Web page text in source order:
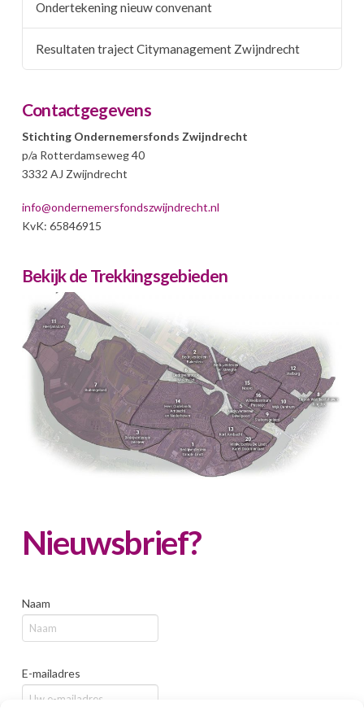
Ondertekening nieuw convenant
Resultaten traject Citymanagement Zwijndrecht
Contactgegevens
Stichting Ondernemersfonds Zwijndrecht
p/a Rotterdamseweg 40
3332 AJ Zwijndrecht
info@ondernemersfondszwijndrecht.nl
KvK: 65846915
Bekijk de Trekkingsgebieden
Nieuwsbrief?
Naam
E-mailadres